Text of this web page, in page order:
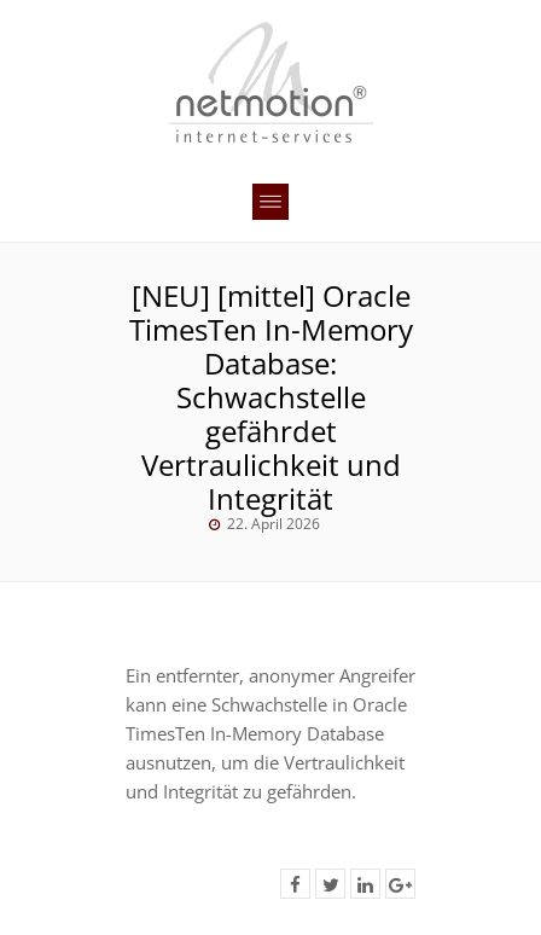
[NEU] [mittel] Oracle
TimesTen In-Memory
Database:
Schwachstelle
gefährdet
Vertraulichkeit und
Integrität
22. April 2026
Ein entfernter, anonymer Angreifer
kann eine Schwachstelle in Oracle
TimesTen In-Memory Database
ausnutzen, um die Vertraulichkeit
und Integrität zu gefährden.